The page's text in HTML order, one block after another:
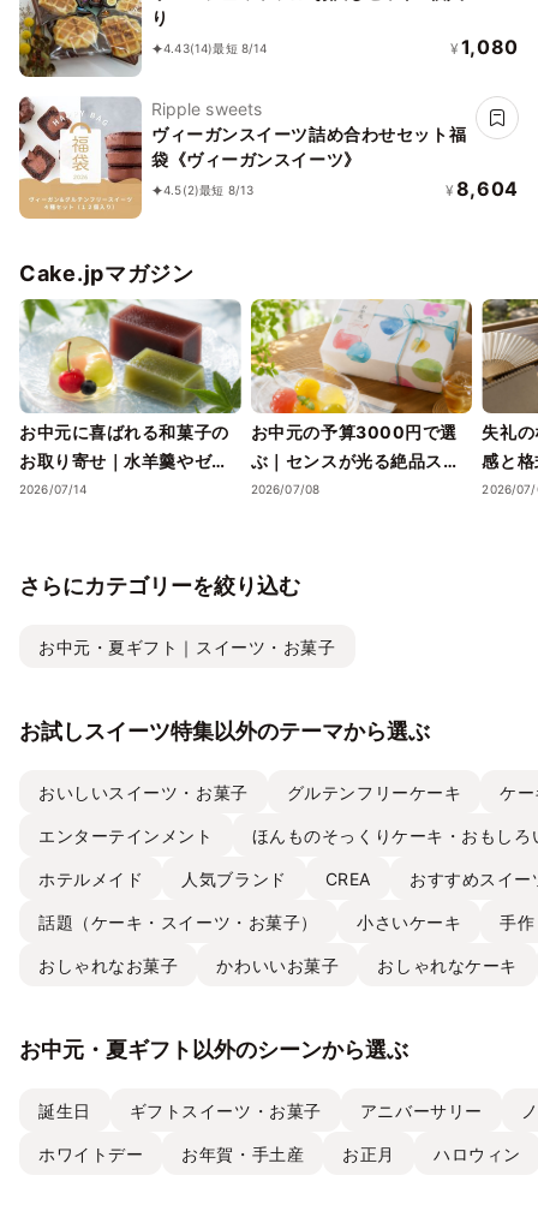
り
4.43(14)最短 8/14 ¥ 1,080
Ripple sweets
ヴィーガンスイーツ詰め合わせセット福
袋《ヴィーガンスイーツ》
4.5(2)最短 8/13 ¥ 8,604
Cake.jpマガジン
お中元に喜ばれる和菓子の
お取り寄せ｜水羊羹やゼリ
ーで涼を届ける夏ギフト
2026/07/14
お中元の予算3000円で選
ぶ｜センスが光る絶品スイ
ーツギフトと失敗しない選
2026/07/08
失礼
感と
ツギフ
2026/07/
さらにカテゴリーを絞り込む
お中元・夏ギフト｜スイーツ・お菓子
お試しスイーツ特集以外のテーマから選ぶ
おいしいスイーツ・お菓子 グルテンフリーケーキ ケ
エンターテインメント ほんものそっくりケーキ・おもしろ
ホテルメイド 人気ブランド CREA おすすめスイー
話題（ケーキ・スイーツ・お菓子） 小さいケーキ 手
おしゃれなお菓子 かわいいお菓子 おしゃれなケーキ
お中元・夏ギフト以外のシーンから選ぶ
誕生日 ギフトスイーツ・お菓子 アニバーサリー
ホワイトデー お年賀・手土産 お正月 ハロウィン